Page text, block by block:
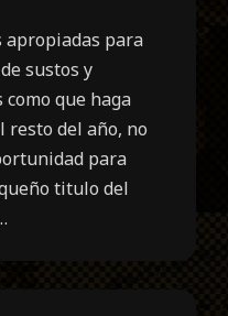
apropiadas para
sustos y
que haga
resto del año, no
para
titulo del